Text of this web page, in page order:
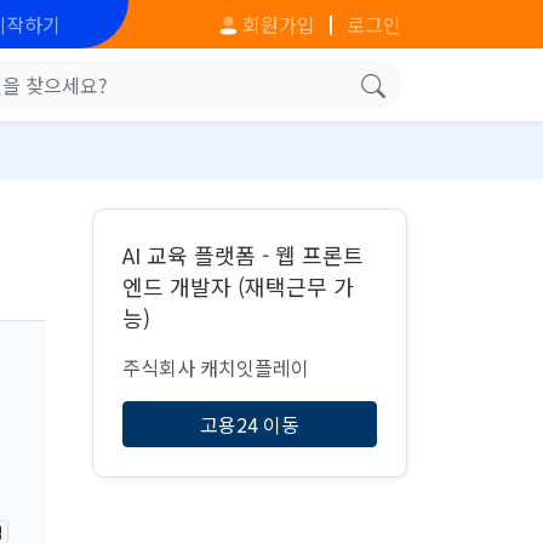
하기 회원가입 로그인
AI 교육 플랫폼 - 웹 프론트
엔드 개발자 (재택근무 가
능)
주식회사 캐치잇플레이
고용24 이동